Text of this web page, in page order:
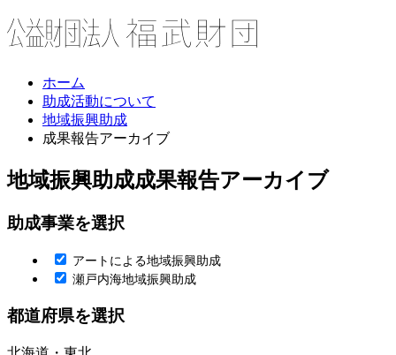
ホーム
助成活動について
地域振興助成
成果報告アーカイブ
地域振興助成成果報告アーカイブ
助成事業を選択
アートによる地域振興助成
瀬戸内海地域振興助成
都道府県を選択